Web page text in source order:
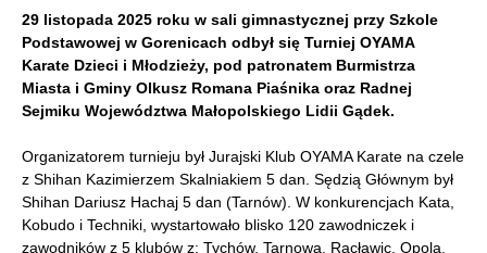
29 listopada 2025 roku w sali gimnastycznej przy Szkole
Podstawowej w Gorenicach odbył się Turniej OYAMA
Karate Dzieci i Młodzieży, pod patronatem Burmistrza
Miasta i Gminy Olkusz Romana Piaśnika oraz Radnej
Sejmiku Województwa Małopolskiego Lidii Gądek.
Organizatorem turnieju był Jurajski Klub OYAMA Karate na czele
z Shihan Kazimierzem Skalniakiem 5 dan. Sędzią Głównym był
Shihan Dariusz Hachaj 5 dan (Tarnów). W konkurencjach Kata,
Kobudo i Techniki, wystartowało blisko 120 zawodniczek i
zawodników z 5 klubów z: Tychów, Tarnowa, Racławic, Opola,